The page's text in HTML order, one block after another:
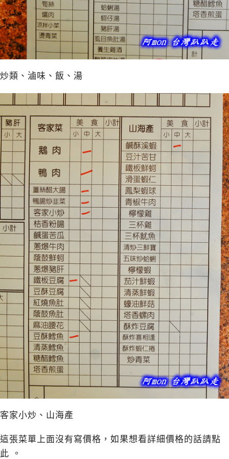
炒類、滷味、飯、湯
客家小炒、山海產
這張菜單上面沒有寫價格，如果想看詳細價格的話請點
此 。